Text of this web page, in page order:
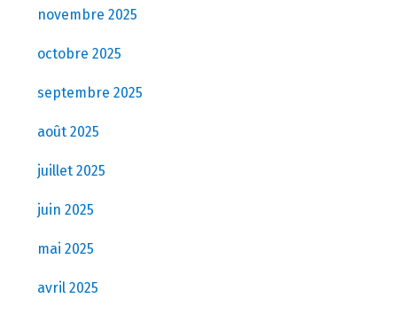
novembre 2025
octobre 2025
septembre 2025
août 2025
juillet 2025
juin 2025
mai 2025
avril 2025